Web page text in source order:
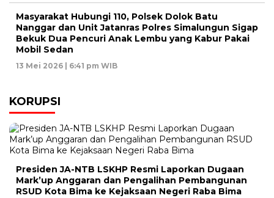
Masyarakat Hubungi 110, Polsek Dolok Batu
Nanggar dan Unit Jatanras Polres Simalungun Sigap
Bekuk Dua Pencuri Anak Lembu yang Kabur Pakai
Mobil Sedan
13 Mei 2026 | 6:41 pm WIB
KORUPSI
Presiden JA-NTB LSKHP Resmi Laporkan Dugaan
Mark’up Anggaran dan Pengalihan Pembangunan
RSUD Kota Bima ke Kejaksaan Negeri Raba Bima